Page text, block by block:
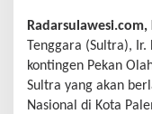
Tenggara (Sultra),
kontingen Pekan
Sultra yang akan
Nasional di Kota